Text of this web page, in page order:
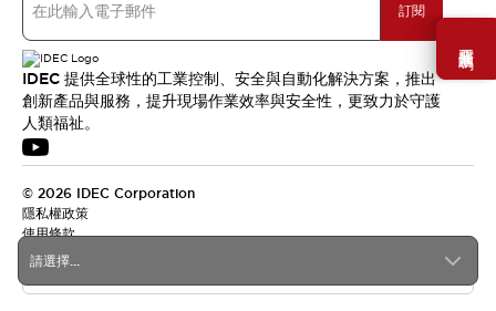
需要幫助嗎？
請選擇...
訂閱
IDEC 提供全球性的工業控制、安全與自動化解決方案，推出
創新產品與服務，提升現場作業效率與安全性，更致力於守護
人類福祉。
© 2026 IDEC Corporation
隱私權政策
使用條款
台灣